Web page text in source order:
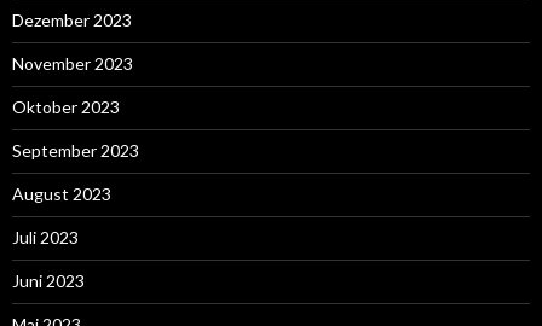
Dezember 2023
November 2023
Oktober 2023
September 2023
August 2023
Juli 2023
Juni 2023